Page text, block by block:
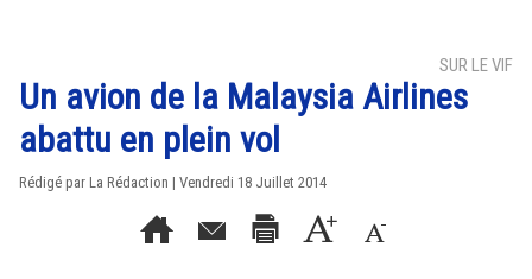
SUR LE VIF
Un avion de la Malaysia Airlines
abattu en plein vol
Rédigé par La Rédaction | Vendredi 18 Juillet 2014